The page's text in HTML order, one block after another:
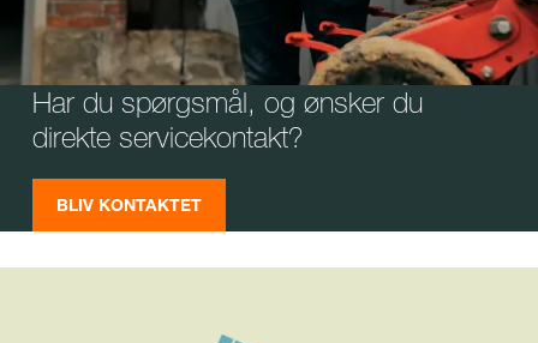
Har du spørgsmål, og ønsker du
direkte servicekontakt?
BLIV KONTAKTET